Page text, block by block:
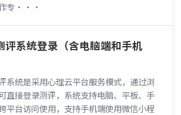
专···
评系统登录（含电脑端和手机
系统是采用心理云平台服务模式，通过浏
直接登录测评，系统支持电脑、平板、手
平台访问使用，支持手机端使用微信小程